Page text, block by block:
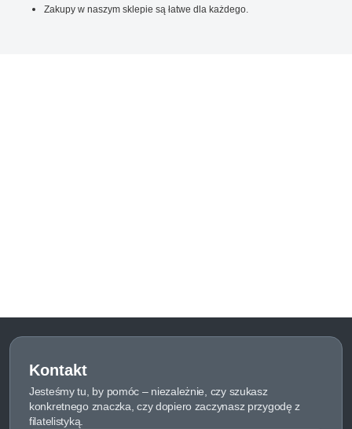
Zakupy w naszym sklepie są łatwe dla każdego.
Kontakt
Jesteśmy tu, by pomóc – niezależnie, czy szukasz
konkretnego znaczka, czy dopiero zaczynasz przygodę z
filatelistyką.